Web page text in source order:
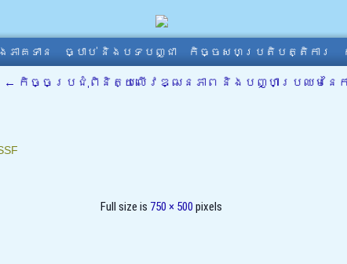
ាគទាន ច្បាប់ និងបទបញ្ជា កិច្ចសហប្រតិបត្តិការ
← កិច្ចប្រជុំពិនិត្យលើវឌ្ឍនភាព និងបញ្ហាប្រឈមនៃ
Full size is 750 × 500 pixels